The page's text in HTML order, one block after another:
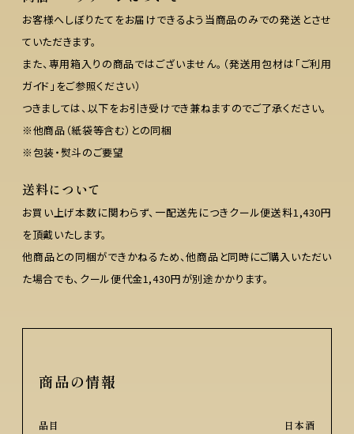
お客様へしぼりたてをお届けできるよう当商品のみでの発送とさせ
ていただきます。
また、専用箱入りの商品ではございません。（発送用包材は「ご利用
ガイド」をご参照ください）
つきましては、以下をお引き受けでき兼ねますのでご了承ください。
※他商品（紙袋等含む）との同梱
※包装・熨斗のご要望
送料について
お買い上げ本数に関わらず、一配送先につきクール便送料1,430円
を頂戴いたします。
他商品との同梱ができかねるため、他商品と同時にご購入いただい
た場合でも、クール便代金1,430円が別途かかります。
商品の情報
品目 日本酒